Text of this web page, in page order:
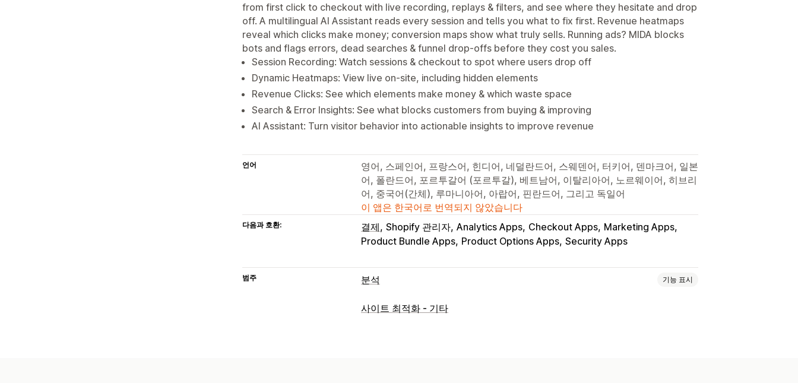
from first click to checkout with live recording, replays & filters, and see where they hesitate and drop
off. A multilingual AI Assistant reads every session and tells you what to fix first. Revenue heatmaps
reveal which clicks make money; conversion maps show what truly sells. Running ads? MIDA blocks
bots and flags errors, dead searches & funnel drop-offs before they cost you sales.
Session Recording: Watch sessions & checkout to spot where users drop off
Dynamic Heatmaps: View live on-site, including hidden elements
Revenue Clicks: See which elements make money & which waste space
Search & Error Insights: See what blocks customers from buying & improving
AI Assistant: Turn visitor behavior into actionable insights to improve revenue
언어
영어, 스페인어, 프랑스어, 힌디어, 네덜란드어, 스웨덴어, 터키어, 덴마크어, 일본
어, 폴란드어, 포르투갈어 (포르투갈), 베트남어, 이탈리아어, 노르웨이어, 히브리
어, 중국어(간체), 루마니아어, 아랍어, 핀란드어, 그리고 독일어
이 앱은 한국어로 번역되지 않았습니다
다음과 호환: 결제 Shopify 관리자 Analytics Apps Checkout Apps Marketing Apps
Product Bundle Apps Product Options Apps Security Apps
범주 분석 기능 표시
고객 행동
사이트 최적화 - 기타